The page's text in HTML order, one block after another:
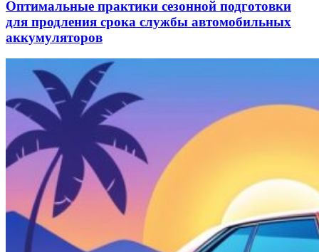
Оптимальные практики сезонной подготовки
для продления срока службы автомобильных
аккумуляторов